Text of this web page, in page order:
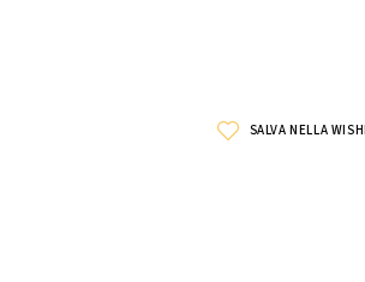
SALVA NELLA